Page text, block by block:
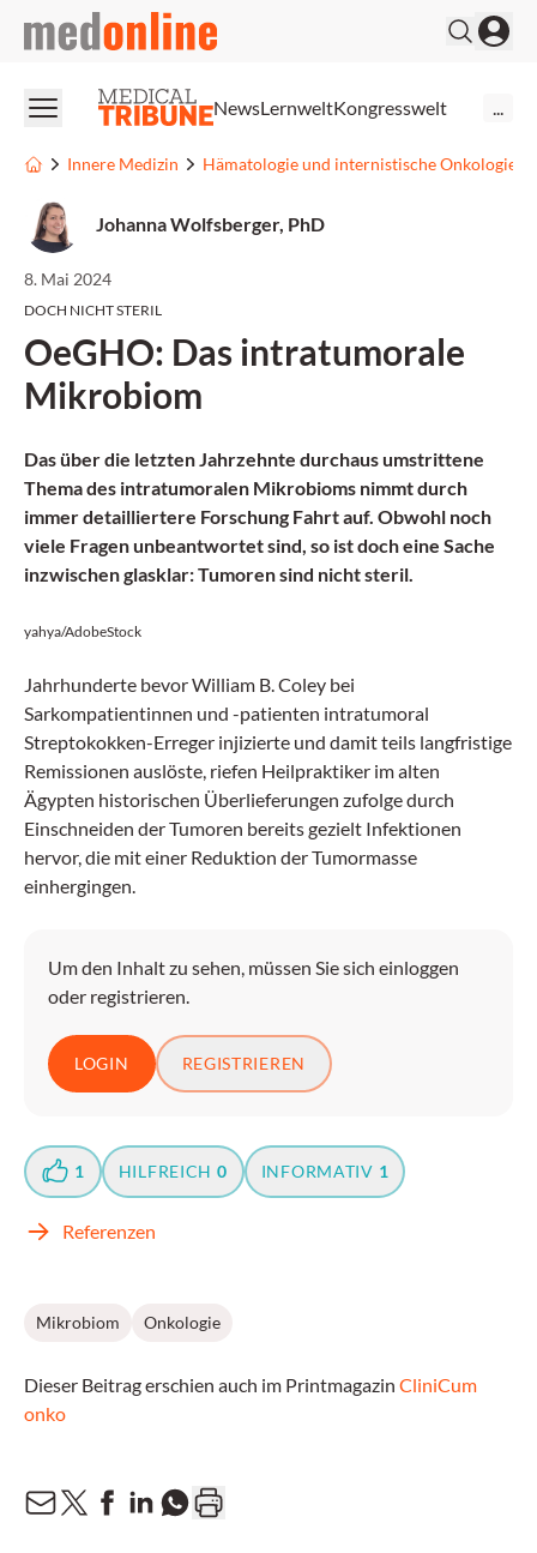
medonline
NewsLernweltKongresswelt
Innere Medizin Hämatologie und internistische Onkologie
Johanna Wolfsberger, PhD
8. Mai 2024
DOCH NICHT STERIL
OeGHO: Das intratumorale
Mikrobiom
Das über die letzten Jahrzehnte durchaus umstrittene
Thema des intratumoralen Mikrobioms nimmt durch
immer detailliertere Forschung Fahrt auf. Obwohl noch
viele Fragen unbeantwortet sind, so ist doch eine Sache
inzwischen glasklar: Tumoren sind nicht steril.
yahya/AdobeStock
Jahrhunderte bevor William B. Coley bei
Sarkompatientinnen und -patienten intratumoral
Streptokokken-Erreger injizierte und damit teils langfristige
Remissionen auslöste, riefen Heilpraktiker im alten
Ägypten historischen Überlieferungen zufolge durch
Einschneiden der Tumoren bereits gezielt Infektionen
hervor, die mit einer Reduktion der Tumormasse
einhergingen.
Um den Inhalt zu sehen, müssen Sie sich einloggen
oder registrieren.
LOGIN REGISTRIEREN
1 HILFREICH 0 INFORMATIV 1
Referenzen
Mikrobiom Onkologie
Dieser Beitrag erschien auch im Printmagazin CliniCum
onko